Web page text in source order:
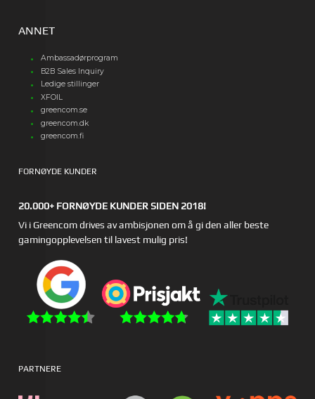
ANNET
Ambassadørprogram
B2B Sales Inquiry
Ledige stillinger
XFOIL
greencom.se
greencom.dk
greencom.fi
FORNØYDE KUNDER
20.000+ FORNØYDE KUNDER SIDEN 2018!
Vi i Greencom drives av ambisjonen om å gi den aller beste
gamingopplevelsen til lavest mulig pris!
PARTNERE